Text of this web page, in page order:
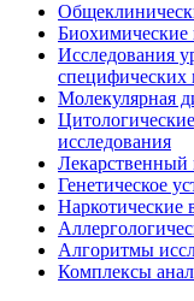
Биохимические
Исследования
специфических
Молекулярная
исследования
Генетическое
Наркотические
Алгоритмы
Комплексы